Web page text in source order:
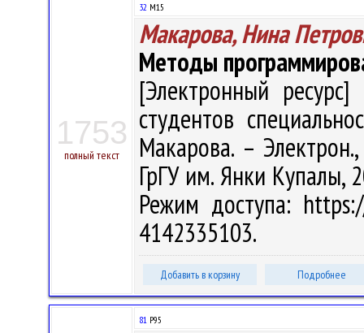
1753
полный текст
32 М15
Макарова, Нина
Методы
[Электронный
студентов
Макарова. –
ГрГУ им. Янки Купалы,
Режим доступа:
4142335103.
Добавить в корзину Подробнее
81 Р95